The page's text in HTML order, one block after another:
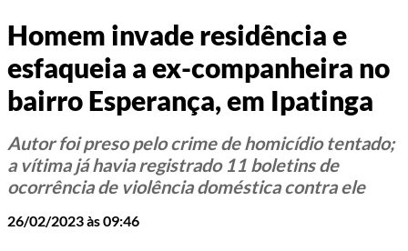
Homem invade residência e
esfaqueia a ex-companheira no
bairro Esperança, em Ipatinga
Autor foi preso pelo crime de homicídio tentado;
a vítima já havia registrado 11 boletins de
ocorrência de violência doméstica contra ele
26/02/2023 às 09:46